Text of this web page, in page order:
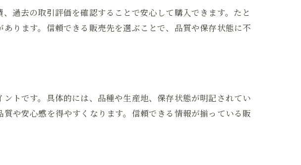
生情報
イント
検査体制
徴を解説
の選び方
見分け方
の注意点
過去の取引評価を確認することで安心して購入できます。たと
ります。信頼できる販売先を選ぶことで、品質や保存状態に不
トです。具体的には、品種や生産地、保存状態が明記されてい
や安心感を得やすくなります。信頼できる情報が揃っている販